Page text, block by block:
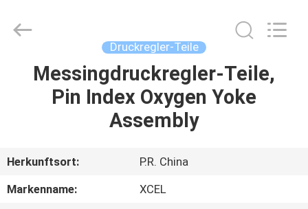
HAUS
ÜBER
UNS
Druckregler-Teile
Messingdruckregler-Teile,
Pin Index Oxygen Yoke
Assembly
Herkunftsort:
P.R. China
Markenname:
XCEL